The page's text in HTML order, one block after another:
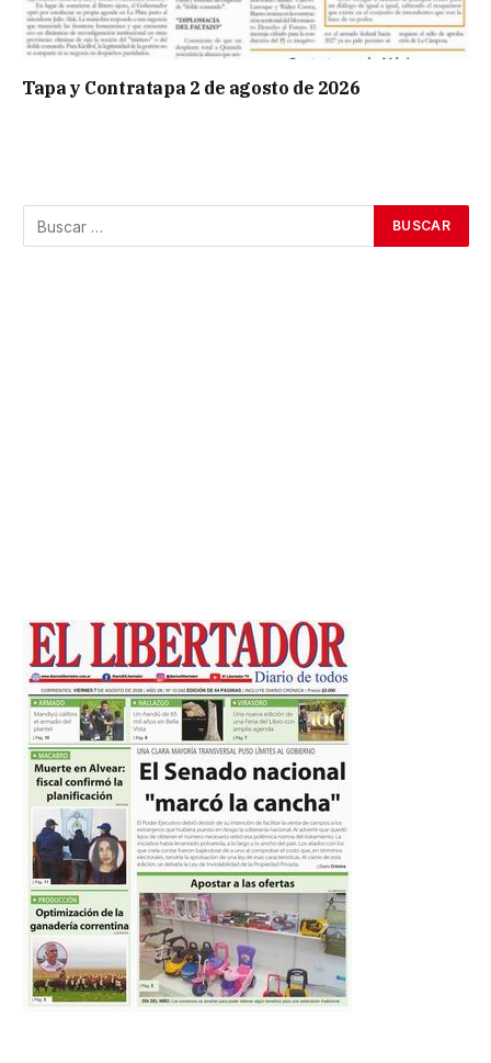
Tapa y Contratapa 2 de agosto de 2026